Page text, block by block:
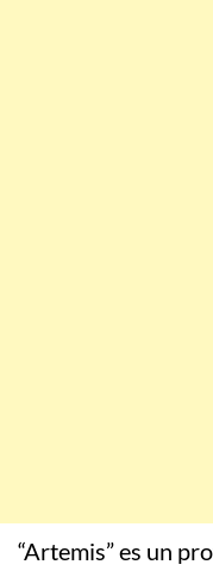
“Artemis” es un